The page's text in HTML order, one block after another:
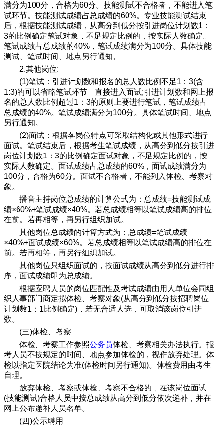
满分为100分，合格为60分。技能测试不合格者，不能进入笔
试环节。技能测试成绩占总成绩的60%。专业技能测试结束
后，根据技能测试成绩，从高分到低分按引进岗位计划数1：
3的比例确定笔试对象，不足规定比例的，按实际人数确定。
笔试成绩占总成绩的40%，笔试成绩满分为100分。具体技能
测试、笔试时间、地点另行通知。
2.其他岗位:
(1)笔试：引进计划数和报名的总人数比例不足1：3(含
1:3)的可以省略笔试环节，直接进入面试;引进计划数和网上报
名的总人数比例超过1：3的原则上要进行笔试，笔试成绩占
总成绩的40%。笔试成绩满分为100分。具体笔试时间、地点
另行通知。
(2)面试：根据各岗位特点可采取结构化或其他形式进行
面试。笔试结束后，根据考生笔试成绩，从高分到低分按引进
岗位计划数1：3的比例确定面试对象，不足规定比例的，按
实际人数确定。面试成绩占总成绩的60%，面试成绩满分为
100分，合格为60分。面试不合格者，不能列入体检、考察对
象。
播音主持岗位总成绩的计算公式为：总成绩=技能测试成
绩×60%+笔试成绩×40%。若总成绩相等以笔试成绩高的排位
在前。若再相等，再另行组织加试。
其他岗位总成绩的计算方式为：总成绩=笔试成绩
×40%+面试成绩×60%。若总成绩相等以笔试成绩高的排位在
前。若再相等，再另行组织加试。
其他岗位只组织面试的，按面试成绩从高分到低分进行排
序，面试成绩即为总成绩。
根据应聘人员的岗位匹配性及考试成绩由用人单位会同组
织人事部门商定拟体检、考察对象(从高分到低分按招聘岗位
计划数1：1比例确定)，若无合适人选，可取消该岗位引进
数。
(三)体检、考察
体检、考察工作参照公务员体检、考察相关办法执行。报
考人员不按规定的时间、地点参加体检的，视作放弃处理。体
检以指定医院结论为准(体检时间另行通知)。体检费用由考生
自理。
放弃体检、考察或体检、考察不合格的，在该岗位面试
(技能测试)合格人员中按总成绩从高分到低分依次递补，并在
网上公布递补人员名单。
(四)公示聘用